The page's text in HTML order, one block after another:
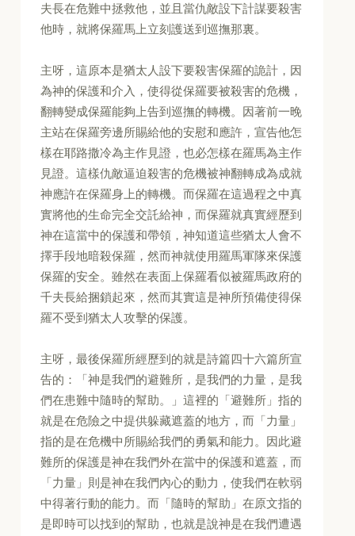
夫長在危難中拯救他，並且當仇敵設下計謀要殺害
他時，就將保羅馬上立刻護送到巡撫那裏。
主呀，這原本是猶太人設下要殺害保羅的詭計，因
為神的保護和介入，使得從保羅要被殺害的危機，
翻轉變成保羅能夠上告到巡撫的轉機。因著前一晚
主站在保羅旁邊所賜給他的安慰和應許，宣告他怎
樣在耶路撒冷為主作見證，也必怎樣在羅馬為主作
見證。這樣仇敵逼迫殺害的危機被神翻轉成為成就
神應許在保羅身上的轉機。而保羅在這過程之中真
實將他的生命完全交託給神，而保羅就真實經歷到
神在這當中的保護和帶領，神知道這些猶太人會不
擇手段地暗殺保羅，然而神就使用羅馬軍隊來保護
保羅的安全。雖然在表面上保羅看似被羅馬政府的
千夫長給捆鎖起來，然而其實這是神所預備使得保
羅不受到猶太人攻擊的保護。
主呀，最後保羅所經歷到的就是詩篇四十六篇所宣
告的：「神是我們的避難所，是我們的力量，是我
們在患難中隨時的幫助。」這裡的「避難所」指的
就是在危險之中提供躲藏遮蓋的地方，而「力量」
指的是在危機中所賜給我們的勇氣和能力。因此避
難所的保護是神在我們外在當中的保護和遮蓋，而
「力量」則是神在我們內心的動力，使我們在軟弱
中得著行動的能力。而「隨時的幫助」在原文指的
是即時可以找到的幫助，也就是說神是在我們遭遇